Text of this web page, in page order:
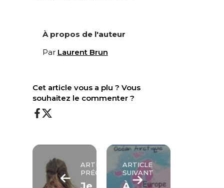
À propos de l'auteur
Par Laurent Brun
Cet article vous a plu ? Vous
souhaitez le commenter ?
ARTICLE
PRÉCÉDENT
ARTICLE
SUIVANT